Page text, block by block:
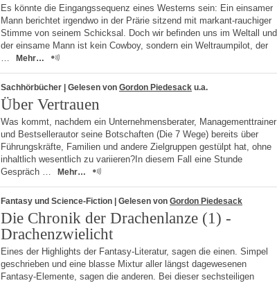
Es könnte die Eingangssequenz eines Westerns sein: Ein einsamer
Mann berichtet irgendwo in der Prärie sitzend mit markant-rauchiger
Stimme von seinem Schicksal. Doch wir befinden uns im Weltall und
der einsame Mann ist kein Cowboy, sondern ein Weltraumpilot, der
…
Mehr…
Sachhörbücher | Gelesen von Gordon Piedesack u.a.
Über Vertrauen
Was kommt, nachdem ein Unternehmensberater, Managementtrainer
und Bestsellerautor seine Botschaften (Die 7 Wege) bereits über
Führungskräfte, Familien und andere Zielgruppen gestülpt hat, ohne
inhaltlich wesentlich zu variieren?In diesem Fall eine Stunde
Gespräch …
Mehr…
Fantasy und Science-Fiction | Gelesen von Gordon Piedesack
Die Chronik der Drachenlanze (1) -
Drachenzwielicht
Eines der Highlights der Fantasy-Literatur, sagen die einen. Simpel
geschrieben und eine blasse Mixtur aller längst dagewesenen
Fantasy-Elemente, sagen die anderen. Bei dieser sechsteiligen